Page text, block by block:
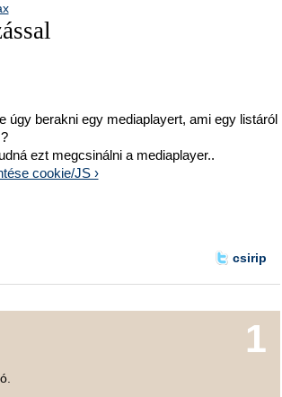
úgy berakni egy mediaplayert, ami egy listáról
ezt megcsinálni a mediaplayer..
cookie/JS ›
csirip
1